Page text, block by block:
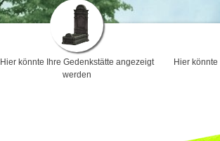
Hier könnte Ihre Gedenkstätte angezeigt
werden
Hier